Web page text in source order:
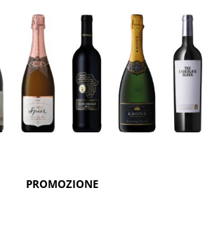
PROMOZIONE